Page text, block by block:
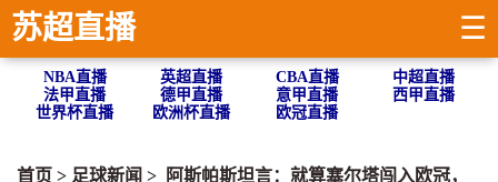
苏超直播 ☰
NBA直播 英超直播 CBA直播
中超直播
法甲直播
德甲直播 意甲直播
西甲直播
世界杯直播
欧洲杯直播 欧冠直播
首页 > 足球新闻 > 阿斯帕斯坦言：就算塞尔塔闯入欧冠，